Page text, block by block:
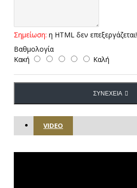
Σημείωση: η HTML δεν επεξεργάζεται!
Βαθμολογία
Κακή
Καλή
ΣΥΝΈΧΕΙΑ
VIDEO